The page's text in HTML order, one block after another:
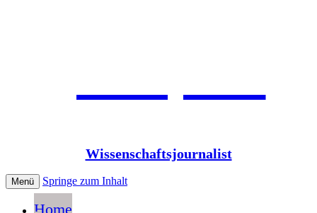
Jean Pütz
Wissenschaftsjournalist
Menü Springe zum Inhalt
Home